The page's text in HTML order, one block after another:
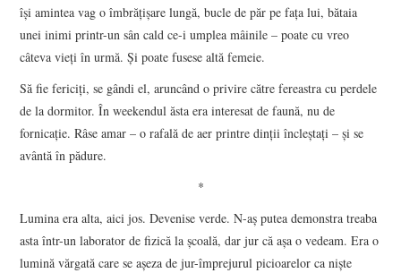
își amintea vag o îmbrățișare lungă, bucle de păr pe fața lui, bătaia
unei inimi printr-un sân cald ce-i umplea mâinile – poate cu vreo
câteva vieți în urmă. Și poate fusese altă femeie.
Să fie fericiți, se gândi el, aruncând o privire către fereastra cu perdele
de la dormitor. În weekendul ăsta era interesat de faună, nu de
fornicație. Râse amar – o rafală de aer printre dinții încleștați – și se
avântă în pădure.
*
Lumina era alta, aici jos. Devenise verde. N-aș putea demonstra treaba
asta într-un laborator de fizică la școală, dar jur că așa o vedeam. Era o
lumină vărgată care se așeza de jur-împrejurul picioarelor ca niște